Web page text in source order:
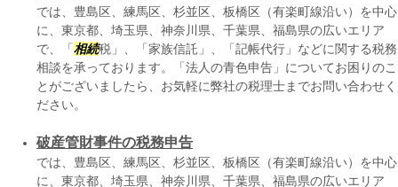
では、豊島区、練馬区、杉並区、板橋区（有楽町線沿い）を中心
に、東京都、埼玉県、神奈川県、千葉県、福島県の広いエリア
で、「 相続税」、「家族信託」、「記帳代行」などに関する税務
相談を承っております。「法人の青色申告」についてお困りのこ
とがございましたら、お気軽に弊社の税理士までお問い合わせく
ださい。
破産管財事件の税務申告
では、豊島区、練馬区、杉並区、板橋区（有楽町線沿い）を中心
に、東京都、埼玉県、神奈川県、千葉県、福島県の広いエリア